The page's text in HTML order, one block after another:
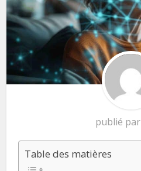
publié par
Table des matières